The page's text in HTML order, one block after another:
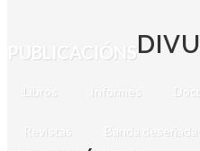
PUBLICACIÓNS
Libros Informes
Revistas Banda deseñada